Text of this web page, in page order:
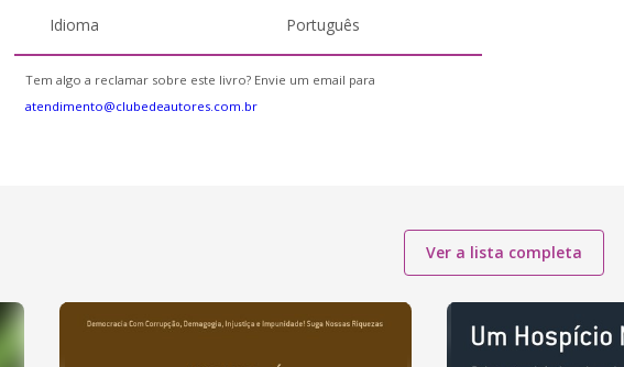
Idioma Português
Tem algo a reclamar sobre este livro? Envie um email para
atendimento@clubedeautores.com.br
Ver a lista completa